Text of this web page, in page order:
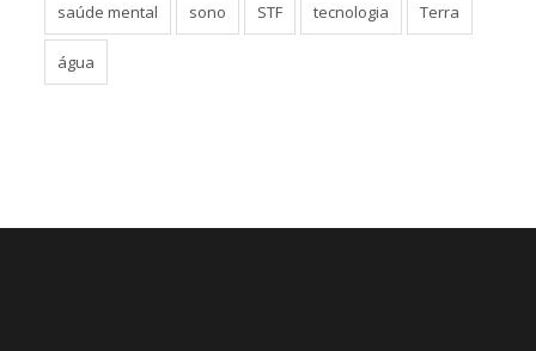
saúde mental sono STF tecnologia Terra
água